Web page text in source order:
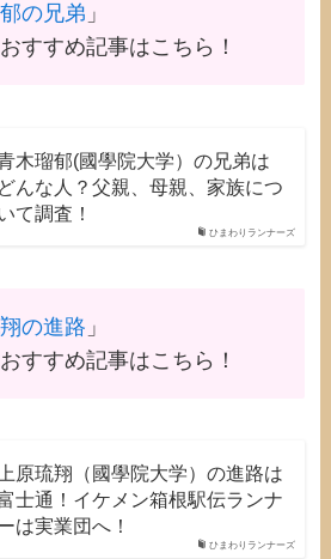
の兄弟 」
すすめ記事はこちら！
ひまわりランナーズ
木瑠郁(國學院大学）の兄弟は
どんな人？父親、母親、家族につ
て調査！
翔の進路 」
すすめ記事はこちら！
ひまわりランナーズ
上原琉翔（國學院大学）の進路は
士通！イケメン箱根駅伝ランナ
は実業団へ！